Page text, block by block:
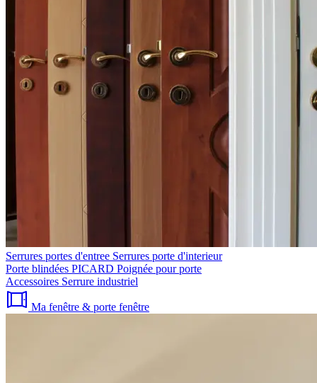
Serrures portes d'entree Serrures porte d'interieur
Porte blindées PICARD Poignée pour porte
Accessoires Serrure industriel
Ma fenêtre & porte fenêtre